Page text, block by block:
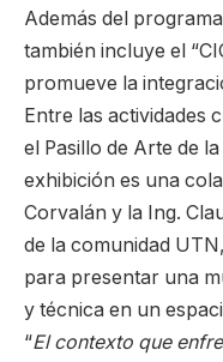
Además del
también incluye el
promueve la
Entre las actividades
el Pasillo de Arte de
exhibición es una
Corvalán y la Ing.
de la comunidad
para presentar una
y técnica en un
“El contexto que